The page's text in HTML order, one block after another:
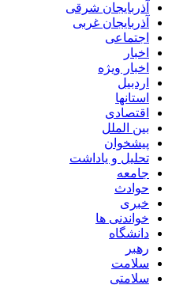
آذربایجان شرقی
آذربایجان غربی
اجتماعی
اخبار
اخبار ویژه
اردبیل
استانها
اقتصادی
بین الملل
پیشخوان
تحلیل و یاداشت
جامعه
حوادث
خبری
خواندنی ها
دانشگاه
رهبر
سلامت
سلامتی